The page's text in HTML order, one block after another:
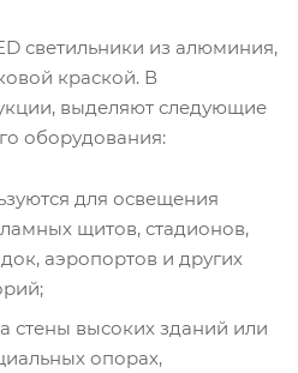
светильники из алюминия,
краской. В
выделяют следующие
оборудования:
для освещения
щитов, стадионов,
аэропортов и других
стены высоких зданий или
опорах,